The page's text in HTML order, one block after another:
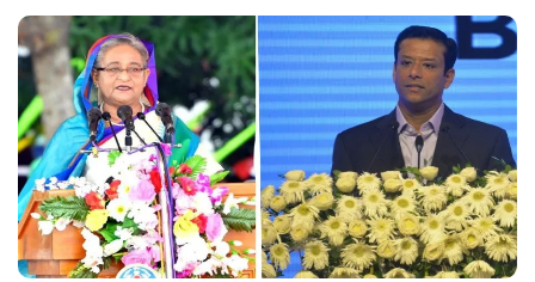
यहां तक गंभीर हैं कि बच्चों के पास ऑनलाइन फूड नहीं जा पा रहा है. ऐसी
स्थिति में राहुल गांधी वहां नहीं पहुंच रहे हैं.